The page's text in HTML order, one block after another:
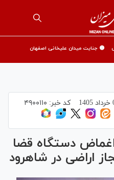
🟡 جنایت میدان علیخانی اصفهان
کد خبر: ۴۹۰۰۱۱۰
دستگاه قضا
اراضی در شاهرود